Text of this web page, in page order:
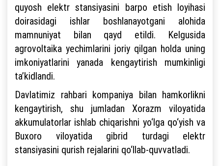
quyosh elektr stansiyasini barpo etish loyihasi
doirasidagi ishlar boshlanayotgani alohida
mamnuniyat bilan qayd etildi. Kelgusida
agrovoltaika yechimlarini joriy qilgan holda uning
imkoniyatlarini yanada kengaytirish mumkinligi
ta’kidlandi.
Davlatimiz rahbari kompaniya bilan hamkorlikni
kengaytirish, shu jumladan Xorazm viloyatida
akkumulatorlar ishlab chiqarishni yo‘lga qo‘yish va
Buxoro viloyatida gibrid turdagi elektr
stansiyasini qurish rejalarini qo‘llab-quvvatladi.